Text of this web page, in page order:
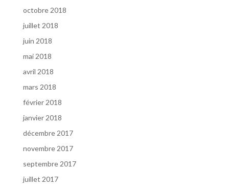
octobre 2018
juillet 2018
juin 2018
mai 2018
avril 2018
mars 2018
février 2018
janvier 2018
décembre 2017
novembre 2017
septembre 2017
juillet 2017